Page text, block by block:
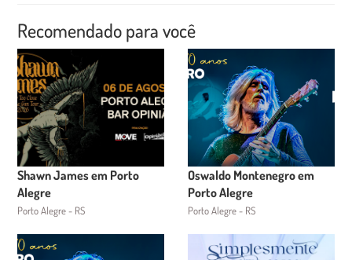
Recomendado para você
Shawn James em Porto
Alegre
Porto Alegre - RS
Oswaldo Montenegro em
Porto Alegre
Porto Alegre - RS